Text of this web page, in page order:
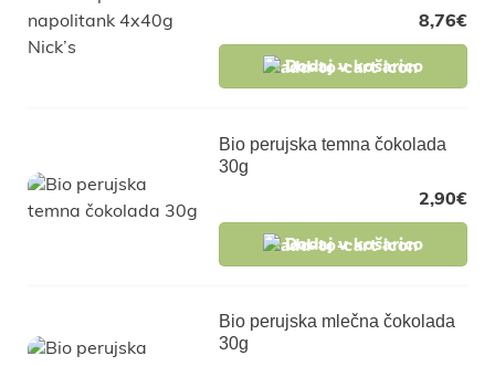
8,76€
Dodaj v košarico
Bio perujska temna čokolada
30g
2,90€
Dodaj v košarico
Bio perujska mlečna čokolada
30g